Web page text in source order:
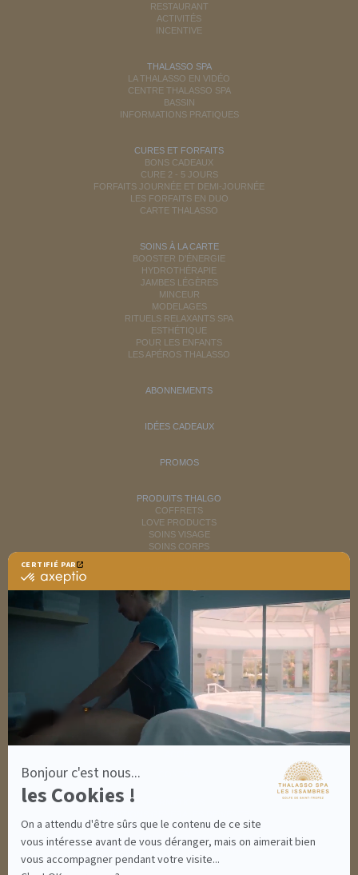
CERTIFIÉ PAR
certifié
En
Axeptio
Bonjour c'est nous...
les Cookies !
On a attendu d'être sûrs que le contenu de ce site
vous intéresse avant de vous déranger, mais on aimerait bien
vous accompagner pendant votre visite...
RESTAURANT
ACTIVITÉS
INCENTIVE
THALASSO SPA
LA THALASSO EN VIDÉO
CENTRE THALASSO SPA
BASSIN
INFORMATIONS PRATIQUES
CURES ET FORFAITS
BONS CADEAUX
CURE 2 - 5 JOURS
FORFAITS JOURNÉE ET DEMI-JOURNÉE
LES FORFAITS EN DUO
CARTE THALASSO
SOINS À LA CARTE
BOOSTER D'ÉNERGIE
HYDROTHÉRAPIE
JAMBES LÉGÈRES
MINCEUR
MODELAGES
RITUELS RELAXANTS SPA
ESTHÉTIQUE
POUR LES ENFANTS
LES APÉROS THALASSO
ABONNEMENTS
IDÉES CADEAUX
PROMOS
PRODUITS THALGO
COFFRETS
LOVE PRODUCTS
SOINS VISAGE
SOINS CORPS
SOLAIRES
NUTRITION / INFUSIONS
OUTLET
DÉCOUVRIR EN IMAGES
NEWSLETTERS
8 BONNES RAISONS DE VENIR
MON COMPTE
MON PANIER
MENTIONS LÉGALES
CONDITIONS GÉNÉRALES - BONS CADEAUX
POLITIQUE DE CONFIDENTIALITÉ